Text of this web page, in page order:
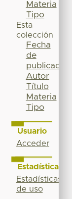
Materia
Tipo
Esta
colección
Fecha
de
publicación
Autor
Título
Materia
Tipo
Usuario
Acceder
Estadísticas
Estadísticas
de uso